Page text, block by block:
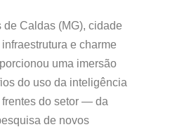
Caldas (MG), cidade
e charme
uma imersão
do uso da inteligência
do setor — da
de novos